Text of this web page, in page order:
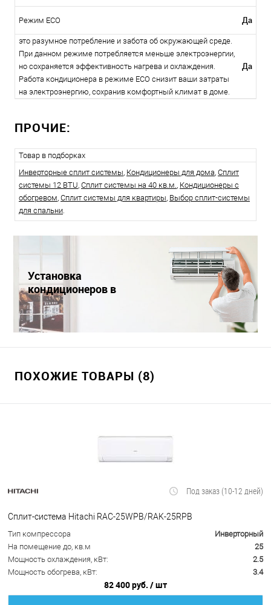
Режим ЕСО Да
это разумное потребление и забота об окружающей среде.
При данном режиме потребляется меньше электроэнергии,
но сохраняется эффективность нагрева и охлаждения.
Работа кондиционера в режиме ЕСО снизит ваши затраты
на электроэнергию, сохранив комфортный климат в доме.
Да
ПРОЧИЕ:
Товар в подборках
Инверторные сплит системы, Кондиционеры для дома, Сплит
системы 12 BTU, Сплит системы на 40 кв.м., Кондиционеры с
обогревом, Сплит системы для квартиры, Выбор сплит-системы
для спальни.
Установка
кондиционеров в
Краснодаре
ПОХОЖИЕ ТОВАРЫ (8)
Под заказ (10-12 дней)
Сплит-система Hitachi RAC-25WPB/RAK-25RPB
Тип компрессора
Инверторный
На помещение до, кв.м
25
Мощность охлаждения, кВт:
2.5
Мощность обогрева, кВт:
3.4
82 400 руб. / шт